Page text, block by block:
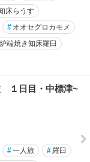
床らうす
# オオセグロカモメ
炉端焼き知床羅臼
１日目・中標津~
#一人旅 #羅臼